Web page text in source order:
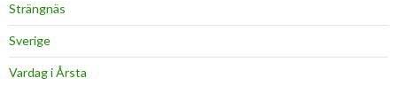
Strängnäs
Sverige
Vardag i Årsta